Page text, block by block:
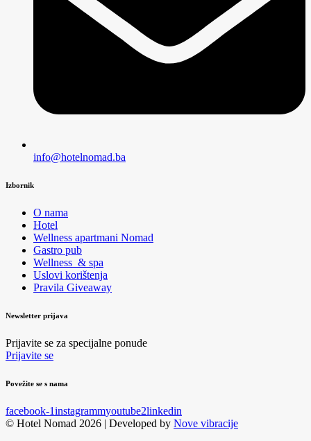
info@hotelnomad.ba
Izbornik
O nama
Hotel
Wellness apartmani Nomad
Gastro pub
Wellness & spa
Uslovi korištenja
Pravila Giveaway
Newsletter prijava
Prijavite se za specijalne ponude
Prijavite se
Povežite se s nama
facebook-1instagrammyoutube2linkedin
© Hotel Nomad 2026 | Developed by Nove vibracije